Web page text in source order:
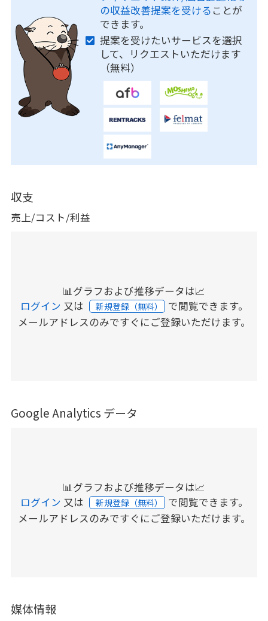
の収益改善提案を受ける ことが
できます。
提案を受けたいサービスを選択
して、リクエストいただけます
（無料）
収支
売上/コスト/利益
📊グラフおよび推移データは📈
ログイン 又は 新規登録（無料） で閲覧できます。
メールアドレスのみですぐにご登録いただけます。
Google Analytics データ
📊グラフおよび推移データは📈
ログイン 又は 新規登録（無料） で閲覧できます。
メールアドレスのみですぐにご登録いただけます。
媒体情報